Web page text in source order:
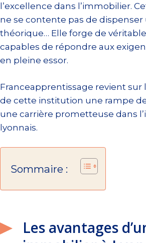
l’excellence dans l’immobilier.
ne se contente pas de
théorique… Elle forge de
capables de répondre aux
en pleine essor.
Franceapprentissage revient sur
de cette institution une rampe
une carrière prometteuse dans
lyonnais.
Sommaire :
Les avantages